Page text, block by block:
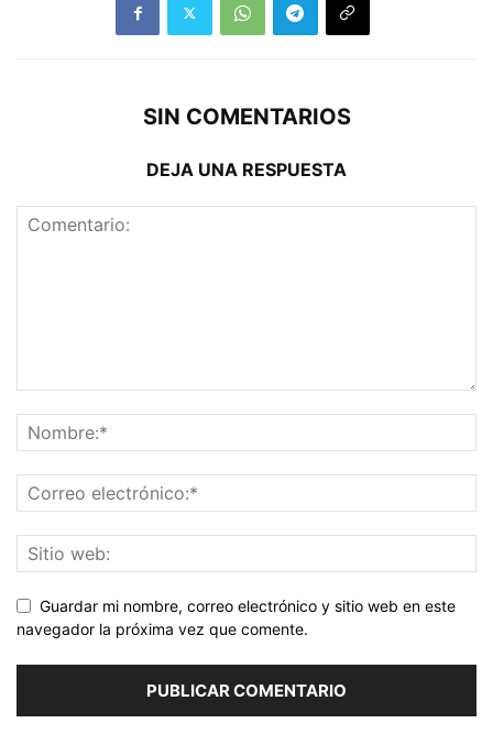
SIN COMENTARIOS
DEJA UNA RESPUESTA
Guardar mi nombre, correo electrónico y sitio web en este
navegador la próxima vez que comente.